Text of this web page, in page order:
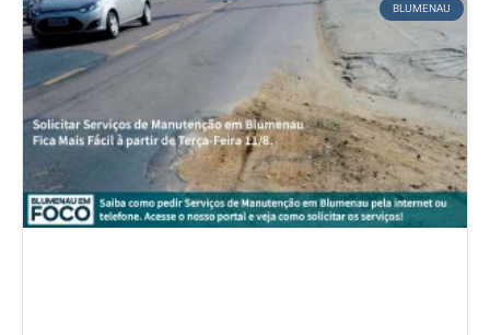
BLUMENAU